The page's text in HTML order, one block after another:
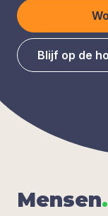
Blijf op de
Men­sen.